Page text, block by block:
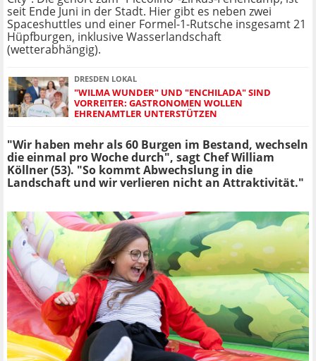
seit Ende Juni in der Stadt. Hier gibt es neben zwei
Spaceshuttles und einer Formel-1-Rutsche insgesamt 21
Hüpfburgen, inklusive Wasserlandschaft
(wetterabhängig).
DRESDEN LOKAL
"WILMA WUNDER" UND "ENCHILADA" SIND
VORREITER: GASTRONOMEN WOLLEN
EHRENAMTLER UNTERSTÜTZEN
"Wir haben mehr als 60 Burgen im Bestand, wechseln
die einmal pro Woche durch", sagt Chef William
Köllner (53). "So kommt Abwechslung in die
Landschaft und wir verlieren nicht an Attraktivität."